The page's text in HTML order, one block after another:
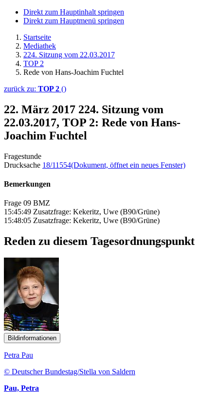
Direkt zum Hauptinhalt springen
Direkt zum Hauptmenü springen
Startseite
Mediathek
224. Sitzung vom 22.03.2017
TOP 2
Rede von Hans-Joachim Fuchtel
zurück zu: TOP 2 ()
22. März 2017 224. Sitzung vom
22.03.2017, TOP 2: Rede von Hans-
Joachim Fuchtel
Fragestunde
Drucksache 18/11554(Dokument, öffnet ein neues Fenster)
Bemerkungen
Frage 09 BMZ
15:45:49 Zusatzfrage: Kekeritz, Uwe (B90/Grüne)
15:48:05 Zusatzfrage: Kekeritz, Uwe (B90/Grüne)
Reden zu diesem Tagesordnungspunkt
Bildinformationen
Petra Pau
© Deutscher Bundestag/Stella von Saldern
Pau, Petra